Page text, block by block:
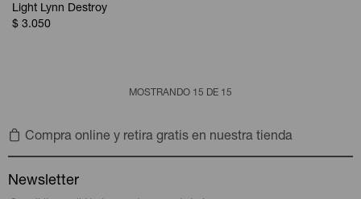
Light Lynn Destroy
$ 3.050
MOSTRANDO 15 DE 15
Compra online y retira gratis en nuestra tienda
Newsletter